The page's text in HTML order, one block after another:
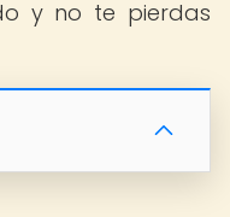
y no te pierdas